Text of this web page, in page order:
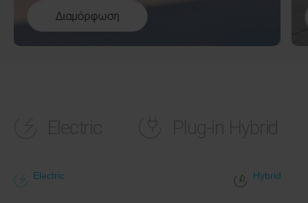
Διαμόρφωση
Electric Hybrid